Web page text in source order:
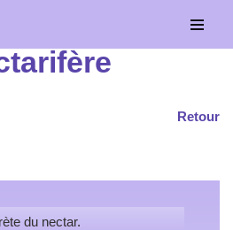
Retour
du nectar.